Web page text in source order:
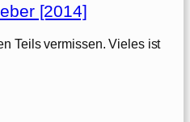
[2014]
Teils vermissen. Vieles ist